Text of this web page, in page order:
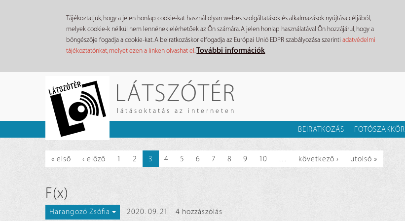
Tájékoztatjuk, hogy a jelen honlap cookie-kat használ olyan webes szolgáltatások és alkalmazások nyújtása céljából,
melyek cookie-k nélkül nem lennének elérhetőek az Ön számára. A jelen honlap használatával Ön hozzájárul, hogy a
böngészője fogadja a cookie-kat. A beiratkozáskor elfogadja az Európai Unió EDPR szabályozása szerintiadatvédelmi
tájékoztatónkat, melyet ezen a linken olvashat el.További információk
LÁTSZÓTÉR
látásoktatás az interneten
BEIRATKOZÁS FOTÓSZAKKÖR
« első ‹ előző 1 2 3 4 5 6 7 8 9 10 … következő › utolsó »
F(x)
Harangozó Zsófia 2020. 09. 21. 4 hozzászólás